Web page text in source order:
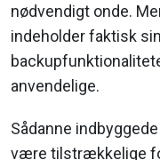
nødvendigt onde.
indeholder faktisk
anvendelige.
Sådanne
være tilstrækkelige